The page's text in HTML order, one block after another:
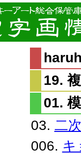
19.
01.
03. 二
006. キ